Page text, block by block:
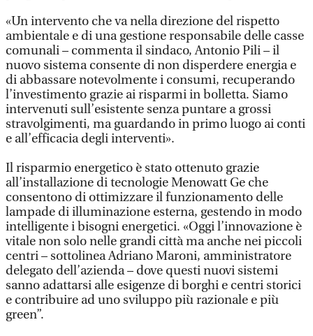
«Un intervento che va nella direzione del rispetto
ambientale e di una gestione responsabile delle casse
comunali – commenta il sindaco, Antonio Pili – il
nuovo sistema consente di non disperdere energia e
di abbassare notevolmente i consumi, recuperando
l’investimento grazie ai risparmi in bolletta. Siamo
intervenuti sull’esistente senza puntare a grossi
stravolgimenti, ma guardando in primo luogo ai conti
e all’efficacia degli interventi».
Il risparmio energetico è stato ottenuto grazie
all’installazione di tecnologie Menowatt Ge che
consentono di ottimizzare il funzionamento delle
lampade di illuminazione esterna, gestendo in modo
intelligente i bisogni energetici. «Oggi l’innovazione è
vitale non solo nelle grandi città ma anche nei piccoli
centri – sottolinea Adriano Maroni, amministratore
delegato dell’azienda – dove questi nuovi sistemi
sanno adattarsi alle esigenze di borghi e centri storici
e contribuire ad uno sviluppo più razionale e più
green”.